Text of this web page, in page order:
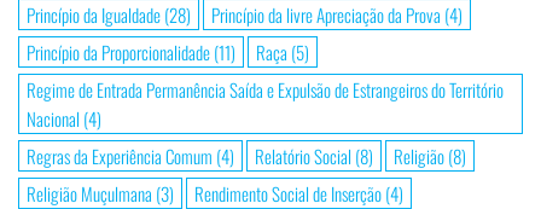
Princípio da Igualdade(28) Princípio da livre Apreciação da Prova (4)
Princípio da Proporcionalidade(11) Raça (5)
Regime de Entrada Permanência Saída e Expulsão de Estrangeiros do Território
Nacional (4)
Regras da Experiência Comum (4) Relatório Social (8) Religião(8)
Religião Muçulmana (3) Rendimento Social de Inserção(4)